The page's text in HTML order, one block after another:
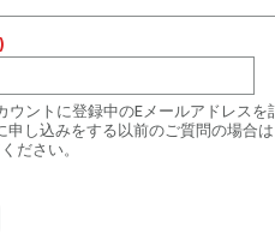
ウントに登録中のEメールアドレスを
申し込みをする以前のご質問の場合
ださい。